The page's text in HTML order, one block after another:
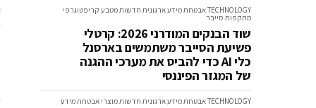
TECHNOLOGYאבטחת מידע ארגונית חדשותמטבע קריפטוגרפי
מתקפות סייבר
שוד הבנקים המודרני 2026: קרטלי
פשיעת הסייבר משתמשים בארסנל
כלי AI כדי להביס את מערכי ההגנה
של המגזר הפיננסי
TECHNOLOGYאבטחת מידע ארגונית חדשותמוצרי אבטחת מידע